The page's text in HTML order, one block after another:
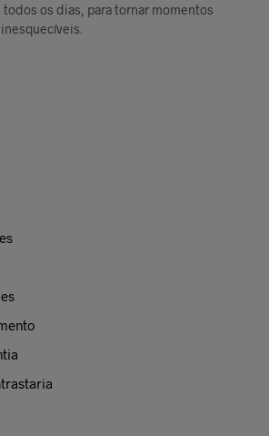
os dias, para tornar momentos